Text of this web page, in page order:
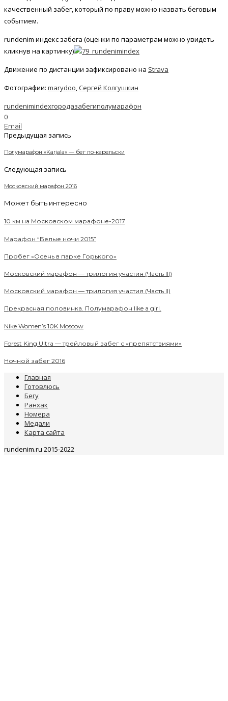
качественный забег, который по праву можно назвать беговым
событием.
rundenim индекс забега (оценки по параметрам можно увидеть
кликнув на картинку)
Движение по дистанции зафиксировано на Strava
Фотографии: marydoo,Сергей Колгушкин
rundenimindexгородазабегиполумарафон
0
Email
Предыдущая запись
Полумарафон «Karjala» — бег по-карельски
Следующая запись
Московский марафон 2016
Может быть интересно
10 км на Московском марафоне-2017
Марафон “Белые ночи 2015”
Пробег «Осень в парке Горького»
Московский марафон — трилогия участия (Часть III)
Московский марафон — трилогия участия (Часть II)
Прекрасная половинка. Полумарафон like a girl.
Nike Women’s 10K Moscow
Forest King Ultra — трейловый забег с «препятствиями»
Ночной забег 2016
Главная
Готовлюсь
Бегу
Ранхак
Номера
Медали
Карта сайта
rundenim.ru 2015-2022